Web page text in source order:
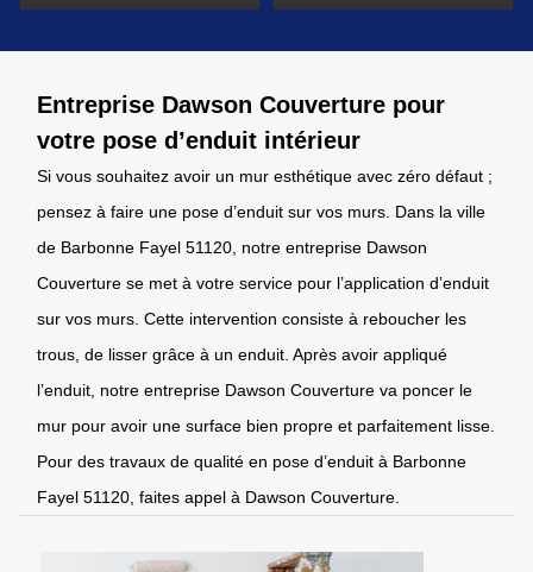
Entreprise Dawson Couverture pour
votre pose d’enduit intérieur
Si vous souhaitez avoir un mur esthétique avec zéro défaut ;
pensez à faire une pose d’enduit sur vos murs. Dans la ville
de Barbonne Fayel 51120, notre entreprise Dawson
Couverture se met à votre service pour l’application d’enduit
sur vos murs. Cette intervention consiste à reboucher les
trous, de lisser grâce à un enduit. Après avoir appliqué
l’enduit, notre entreprise Dawson Couverture va poncer le
mur pour avoir une surface bien propre et parfaitement lisse.
Pour des travaux de qualité en pose d’enduit à Barbonne
Fayel 51120, faites appel à Dawson Couverture.